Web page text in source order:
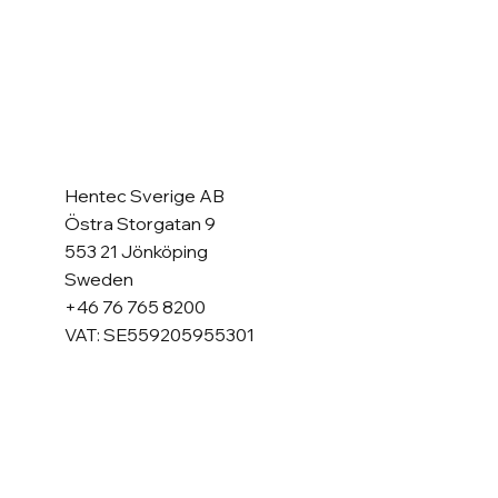
Hentec Sverige AB
Östra Storgatan 9
553 21 Jönköping
Sweden
+46 76 765 8200
VAT: SE559205955301